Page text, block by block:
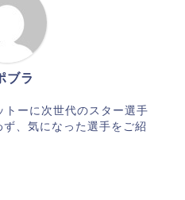
ブラ
ーに次世代のスター選手
、気になった選手をご紹